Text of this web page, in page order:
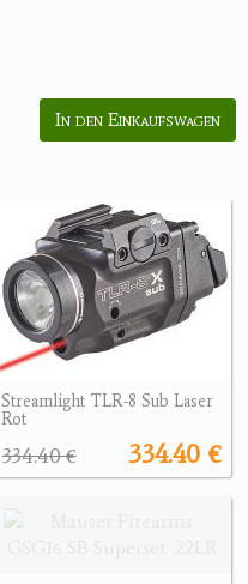
In den Einkaufswagen
Streamlight TLR-8 Sub Laser
Rot
334.40 €
334.40 €